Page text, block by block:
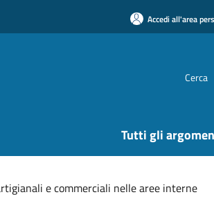
Accedi all'area
Cerca
Tutti gli
e commerciali nelle aree interne